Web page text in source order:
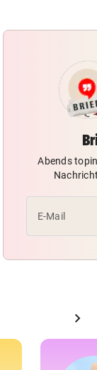
Abends
E-Mail
chevron_right